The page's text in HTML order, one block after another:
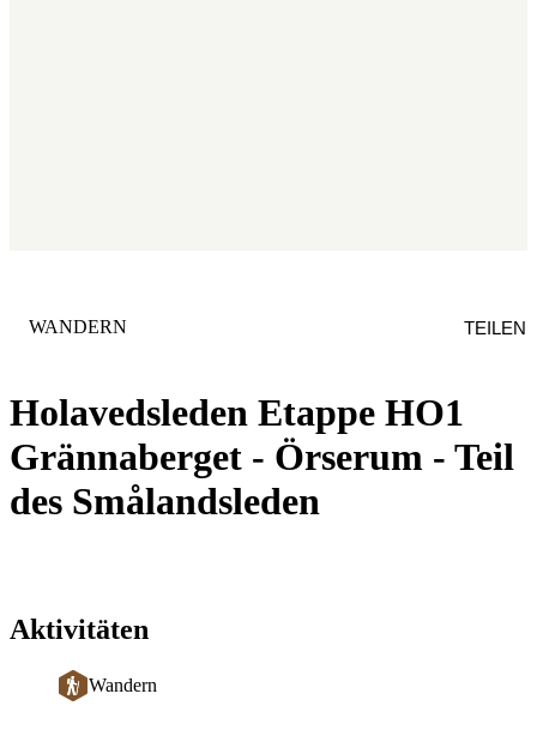
Holavedsleden Etappe HO1
Grännaberget - Örserum - Teil
des Smålandsleden
KATEGORIE
WANDERN TEILEN
Aktivitäten
Wandern